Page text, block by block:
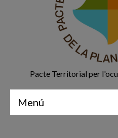
Pacte Territorial per
Menú